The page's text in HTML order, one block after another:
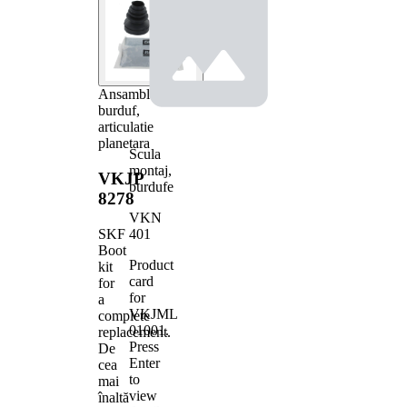
Ansamblu
burduf,
articulatie
planetara
VKJP
8278
SKF
Boot
kit
for
a
complete
replacement.
De
cea
mai
înaltă
Scula
montaj,
burdufe
VKN
401
Product
card
for
VKJML
01001.
Press
Enter
to
view